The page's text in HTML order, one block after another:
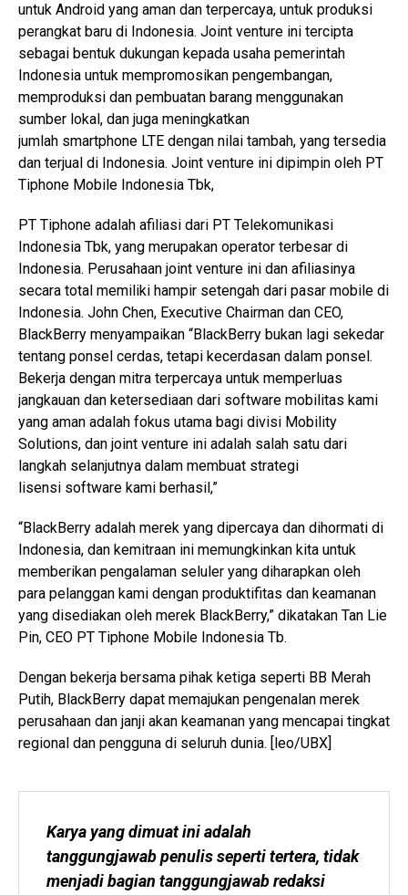
untuk Android yang aman dan terpercaya, untuk produksi
perangkat baru di Indonesia. Joint venture ini tercipta
sebagai bentuk dukungan kepada usaha pemerintah
Indonesia untuk mempromosikan pengembangan,
memproduksi dan pembuatan barang menggunakan
sumber lokal, dan juga meningkatkan
jumlah smartphone LTE dengan nilai tambah, yang tersedia
dan terjual di Indonesia. Joint venture ini dipimpin oleh PT
Tiphone Mobile Indonesia Tbk,
PT Tiphone adalah afiliasi dari PT Telekomunikasi
Indonesia Tbk, yang merupakan operator terbesar di
Indonesia. Perusahaan joint venture ini dan afiliasinya
secara total memiliki hampir setengah dari pasar mobile di
Indonesia. John Chen, Executive Chairman dan CEO,
BlackBerry menyampaikan “BlackBerry bukan lagi sekedar
tentang ponsel cerdas, tetapi kecerdasan dalam ponsel.
Bekerja dengan mitra terpercaya untuk memperluas
jangkauan dan ketersediaan dari software mobilitas kami
yang aman adalah fokus utama bagi divisi Mobility
Solutions, dan joint venture ini adalah salah satu dari
langkah selanjutnya dalam membuat strategi
lisensi software kami berhasil,”
“BlackBerry adalah merek yang dipercaya dan dihormati di
Indonesia, dan kemitraan ini memungkinkan kita untuk
memberikan pengalaman seluler yang diharapkan oleh
para pelanggan kami dengan produktifitas dan keamanan
yang disediakan oleh merek BlackBerry,” dikatakan Tan Lie
Pin, CEO PT Tiphone Mobile Indonesia Tb.
Dengan bekerja bersama pihak ketiga seperti BB Merah
Putih, BlackBerry dapat memajukan pengenalan merek
perusahaan dan janji akan keamanan yang mencapai tingkat
regional dan pengguna di seluruh dunia. [leo/UBX]
Karya yang dimuat ini adalah
tanggungjawab penulis seperti tertera, tidak